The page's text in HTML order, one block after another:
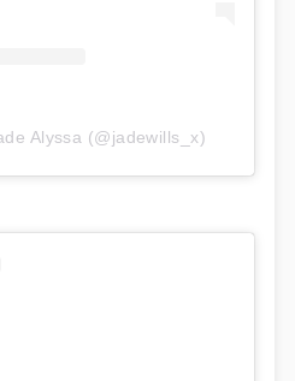
Alyssa (@jadewills_x)